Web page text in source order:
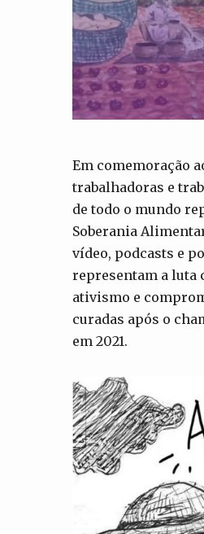
Em comemoração
trabalhadoras e
de todo o mundo
Soberania
vídeo, podcasts e
representam a luta
ativismo e
curadas após o
em 2021.